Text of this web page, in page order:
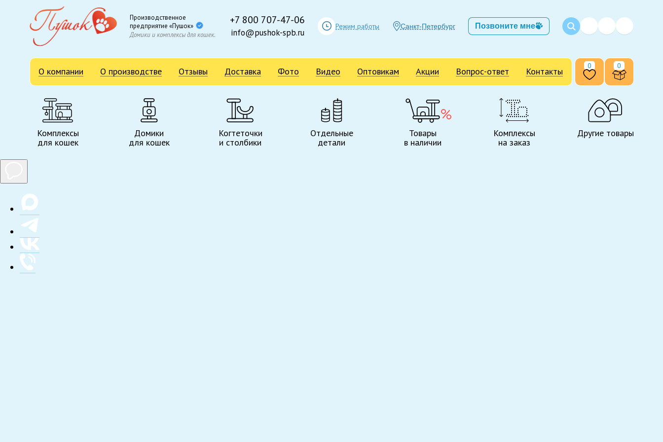
Производственное
предприятие «Пушок»
Домики и комплексы для кошек.
+7 800 707-47-06
info@pushok-spb.ru
Режим работы Санкт-Петербург Позвоните мне
О компании О производстве Отзывы Доставка Фото Видео Оптовикам Акции Вопрос-ответ Контакты 0 0
Комплексы
для кошек
Домики
для кошек
Когтеточки
и столбики
Отдельные
детали
Товары
в наличии
Комплексы
на заказ
Другие товары